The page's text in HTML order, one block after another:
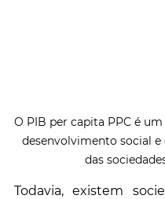
O PIB per capita PPC é
desenvolvimento social
das
Todavia, existem